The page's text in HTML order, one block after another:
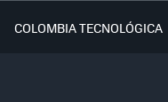
COLOMBIA TECNOLÓGICA